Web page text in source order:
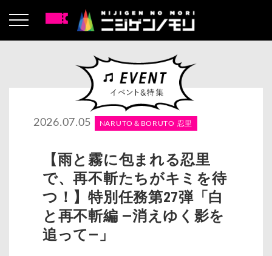
2026.07.05 NARUTO＆BORUTO 忍里
【雨と霧に包まれる忍里
で、再不斬たちがキミを待
つ！】特別任務第27弾「白
と再不斬編 ―消えゆく影を
追って―」